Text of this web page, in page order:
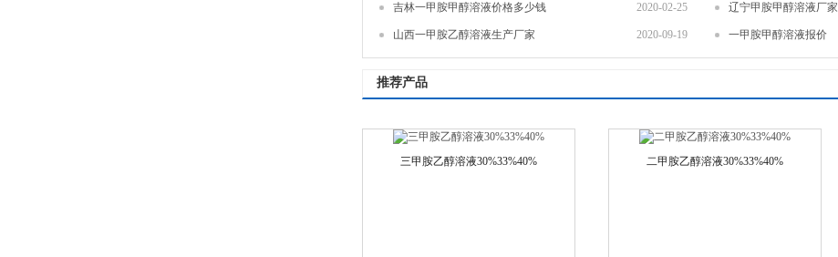
2020-02-25
吉林一甲胺甲醇溶液价格多少钱 辽宁甲胺甲醇溶液厂家
2020-09-19
山西一甲胺乙醇溶液生产厂家 一甲胺甲醇溶液报价
推荐产品
三甲胺乙醇溶液30%33%40% 二甲胺乙醇溶液30%33%40%